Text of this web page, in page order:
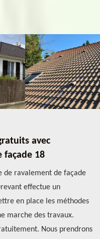
avec
façade 18
de ravalement de façade
effectue un
en place les méthodes
marche des travaux.
Nous prendrons